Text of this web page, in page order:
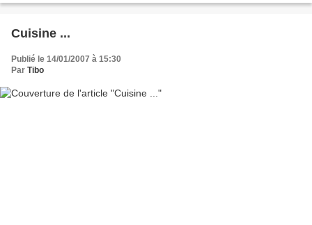
Cuisine ...
Publié le 14/01/2007 à 15:30
Par Tibo